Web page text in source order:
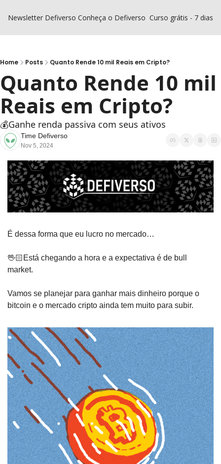
Newsletter Defiverso Conheça o Defiverso Curso grátis - 7 dias
Home Posts Quanto Rende 10 mil Reais em Cripto?
Quanto Rende 10 mil
Reais em Cripto?
💰Ganhe renda passiva com seus ativos
Time Defiverso
Nov 5, 2024
É dessa forma que eu lucro no mercado…
🖖🏻Está chegando a hora e a expectativa é de bull
market.
Vamos se planejar para ganhar mais dinheiro porque o
bitcoin e o mercado cripto ainda tem muito para subir.